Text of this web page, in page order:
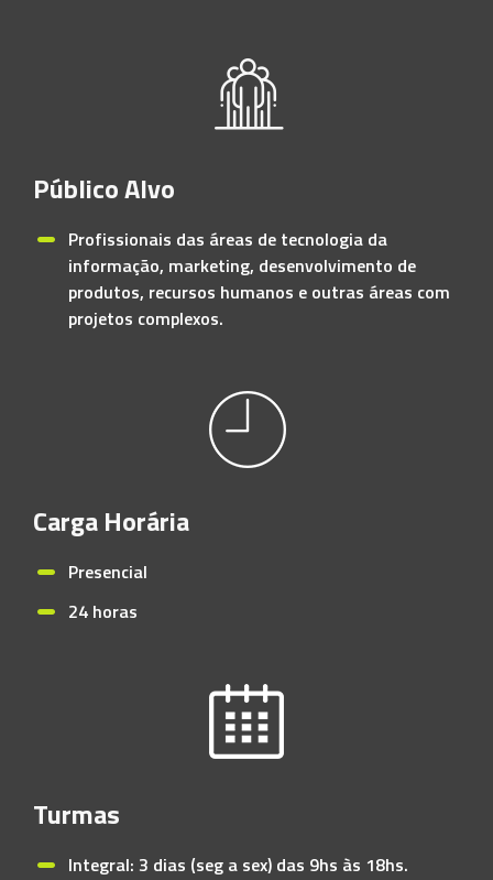
Público Alvo
Profissionais das áreas de tecnologia da
informação, marketing, desenvolvimento de
produtos, recursos humanos e outras áreas com
projetos complexos.
Carga Horária
Presencial
24 horas
Turmas
Integral: 3 dias (seg a sex) das 9hs às 18hs.